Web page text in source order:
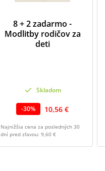
8 + 2 zadarmo -
Modlitby rodičov za
deti
Skladom
-30% 10,56 €
Najnižšia cena za posledných 30
dní pred zľavou: 9,60 €